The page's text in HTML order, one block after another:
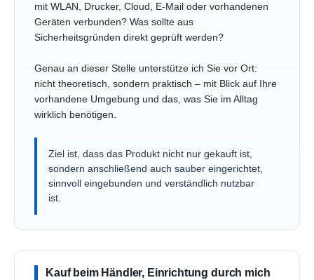
mit WLAN, Drucker, Cloud, E-Mail oder vorhandenen
Geräten verbunden? Was sollte aus
Sicherheitsgründen direkt geprüft werden?
Genau an dieser Stelle unterstütze ich Sie vor Ort:
nicht theoretisch, sondern praktisch – mit Blick auf Ihre
vorhandene Umgebung und das, was Sie im Alltag
wirklich benötigen.
Ziel ist, dass das Produkt nicht nur gekauft ist,
sondern anschließend auch sauber eingerichtet,
sinnvoll eingebunden und verständlich nutzbar
ist.
Kauf beim Händler, Einrichtung durch mich